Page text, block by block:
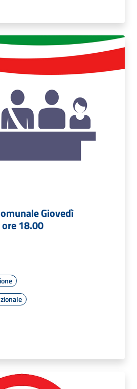
Giovedì
18.00